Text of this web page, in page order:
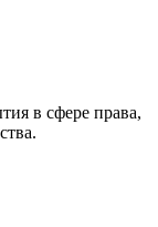
в сфере права,